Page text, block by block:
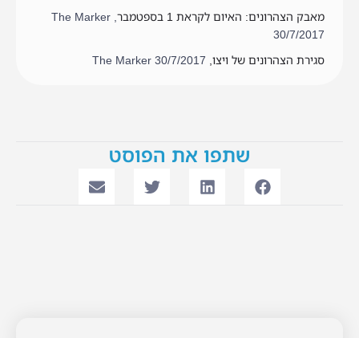
מאבק הצהרונים: האיום לקראת 1 בספטמבר
, The Marker
30/7/2017
סגירת הצהרונים של ויצו,The Marker 30/7/2017
שתפו את הפוסט